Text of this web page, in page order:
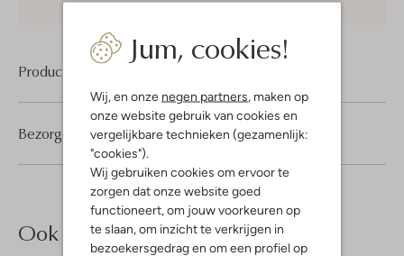
Jum, cookies!
Wij, en onze negen partners, maken op
onze website gebruik van cookies en
vergelijkbare technieken (gezamenlijk:
"cookies").
Wij gebruiken cookies om ervoor te
zorgen dat onze website goed
functioneert, om jouw voorkeuren op
te slaan, om inzicht te verkrijgen in
bezoekersgedrag en om een profiel op
Product informatie
Bezorgen & retourneren
Ook iets voor jou?